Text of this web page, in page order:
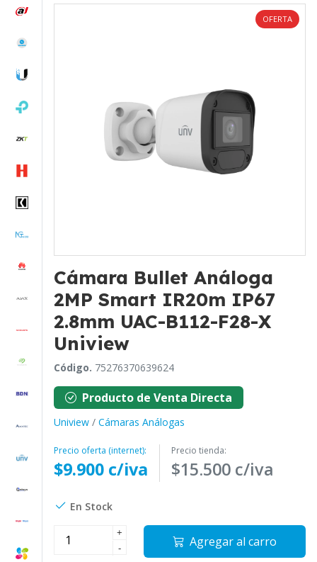
OFERTA
Cámara Bullet Análoga
2MP Smart IR20m IP67
2.8mm UAC-B112-F28-X
Uniview
Código. 75276370639624
Producto de Venta Directa
Uniview / Cámaras Análogas
Precio oferta (internet):
$9.900 c/iva
Precio tienda:
$15.500 c/iva
En Stock
+
-
Agregar al carro